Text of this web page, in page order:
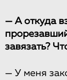
— А откуда
завязать?
— У меня